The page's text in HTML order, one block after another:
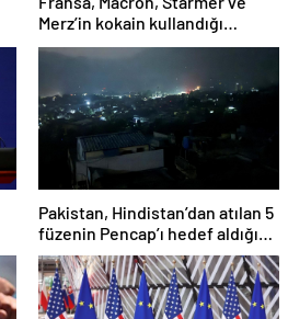
Merz’in kokain kullandığı
iddiasını yalanladı
Pakistan, Hindistan’dan atılan 5
füzenin Pencap’ı hedef aldığını
açıkladı